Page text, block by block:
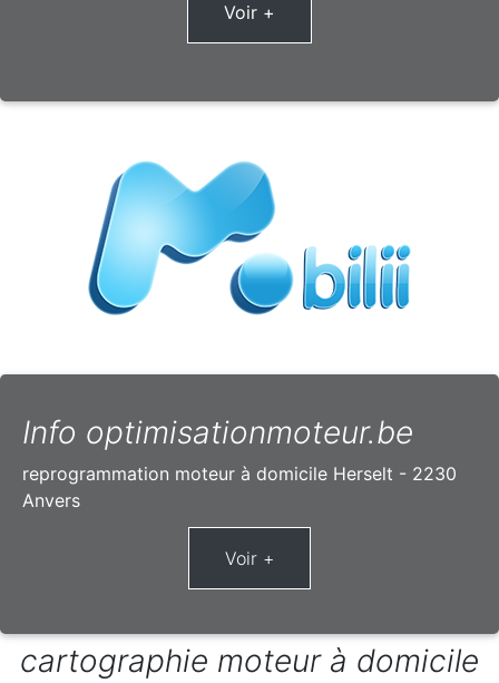
Voir +
Info optimisationmoteur.be
reprogrammation moteur à domicile Herselt - 2230
Anvers
cartographie moteur à domicile